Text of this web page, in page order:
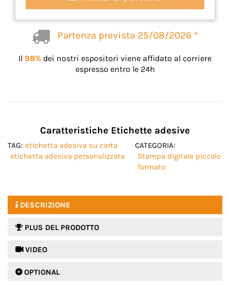
Partenza prevista 25/08/2026 *
Il 98% dei nostri espositori viene affidato al corriere
espresso entro le 24h
Caratteristiche Etichette adesive
TAG: etichetta adesiva su carta
etichetta adesiva personalizzata
CATEGORIA:
Stampa digitale piccolo
formato
DESCRIZIONE
PLUS DEL PRODOTTO
 VIDEO
 OPTIONAL